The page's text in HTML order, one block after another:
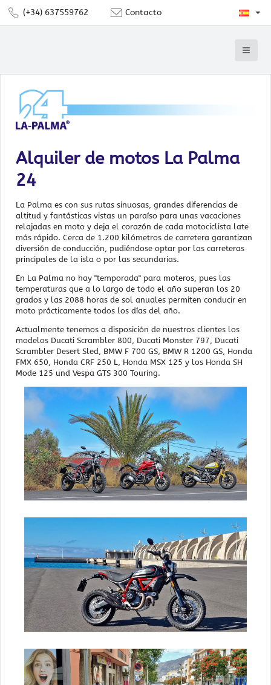
(+34) 637559762 Contacto
Alquiler de motos La Palma
24
La Palma es con sus rutas sinuosas, grandes diferencias de
altitud y fantásticas vistas un paraíso para unas vacaciones
relajadas en moto y deja el corazón de cada motociclista late
más rápido. Cerca de 1.200 kilómetros de carretera garantizan
diversión de conducción, pudiéndose optar por las carreteras
principales de la isla o por las secundarias.
En La Palma no hay "temporada" para moteros, pues las
temperaturas que a lo largo de todo el año superan los 20
grados y las 2088 horas de sol anuales permiten conducir en
moto prácticamente todos los días del año.
Actualmente tenemos a disposición de nuestros clientes los
modelos Ducati Scrambler 800, Ducati Monster 797, Ducati
Scrambler Desert Sled, BMW F 700 GS, BMW R 1200 GS, Honda
FMX 650, Honda CRF 250 L, Honda MSX 125 y los Honda SH
Mode 125 und Vespa GTS 300 Touring.